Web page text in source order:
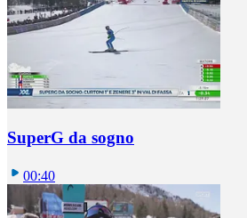
SuperG da sogno
00:40